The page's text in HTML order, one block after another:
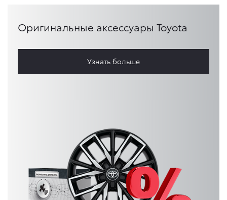
Оригинальные аксессуары Toyota
Узнать больше